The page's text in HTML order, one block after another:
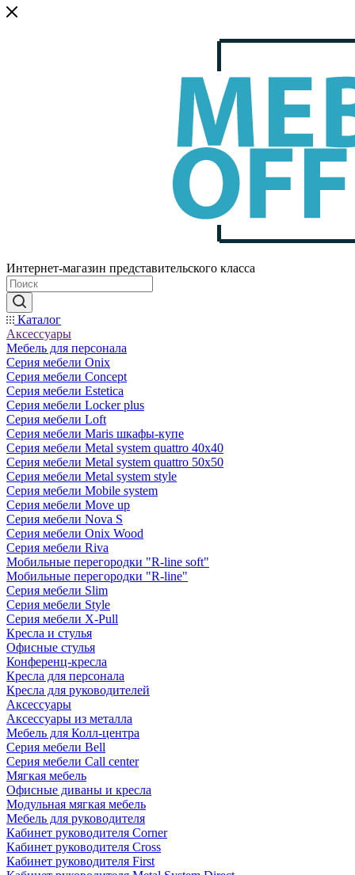
Интернет-магазин представительского класса
Каталог
Аксессуары
Мебель для персонала
Серия мебели Onix
Серия мебели Concept
Серия мебели Estetica
Серия мебели Locker plus
Серия мебели Loft
Серия мебели Maris шкафы-купе
Серия мебели Metal system quattro 40x40
Серия мебели Metal system quattro 50x50
Серия мебели Metal system style
Серия мебели Mobile system
Серия мебели Move up
Серия мебели Nova S
Серия мебели Onix Wood
Серия мебели Riva
Мобильные перегородки "R-line soft"
Мобильные перегородки "R-line"
Серия мебели Slim
Серия мебели Style
Серия мебели X-Pull
Кресла и стулья
Офисные стулья
Конференц-кресла
Кресла для персонала
Кресла для руководителей
Аксессуары
Аксессуары из металла
Мебель для Колл-центра
Серия мебели Bell
Серия мебели Call center
Мягкая мебель
Офисные диваны и кресла
Модульная мягкая мебель
Мебель для руководителя
Кабинет руководителя Corner
Кабинет руководителя Cross
Кабинет руководителя First